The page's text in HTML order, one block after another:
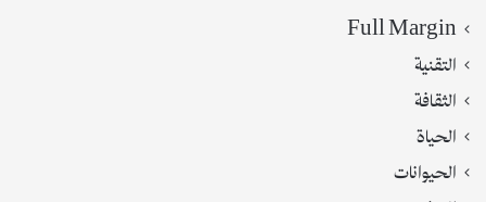
Full Margin
التقنية
الثقافة
الحياة
الحيوانات